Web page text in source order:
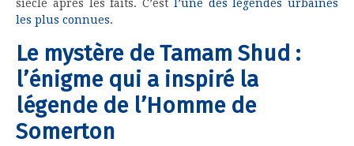
siècle après les faits. C’est l’une des légendes urbaines
les plus connues.
Le mystère de Tamam Shud :
l’énigme qui a inspiré la
légende de l’Homme de
Somerton